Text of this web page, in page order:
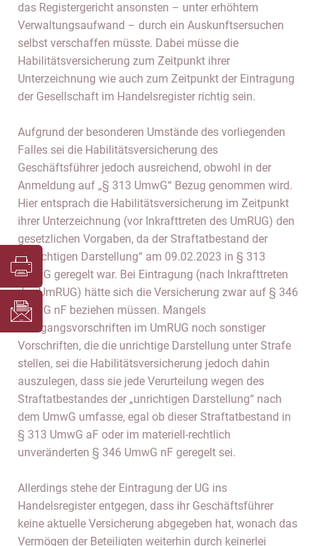
das Registergericht ansonsten – unter erhöhtem
Verwaltungsaufwand – durch ein Auskunftsersuchen
selbst verschaffen müsste. Dabei müsse die
Habilitätsversicherung zum Zeitpunkt ihrer
Unterzeichnung wie auch zum Zeitpunkt der Eintragung
der Gesellschaft im Handelsregister richtig sein.
Aufgrund der besonderen Umstände des vorliegenden
Falles sei die Habilitätsversicherung des
Geschäftsführer jedoch ausreichend, obwohl in der
Anmeldung auf „§ 313 UmwG“ Bezug genommen wird.
Hier entsprach die Habilitätsversicherung im Zeitpunkt
ihrer Unterzeichnung (vor Inkrafttreten des UmRUG) den
gesetzlichen Vorgaben, da der Straftatbestand der
„unrichtigen Darstellung“ am 09.02.2023 in § 313
UmwG geregelt war. Bei Eintragung (nach Inkrafttreten
des UmRUG) hätte sich die Versicherung zwar auf § 346
UmwG nF beziehen müssen. Mangels
Übergangsvorschriften im UmRUG noch sonstiger
Vorschriften, die die unrichtige Darstellung unter Strafe
stellen, sei die Habilitätsversicherung jedoch dahin
auszulegen, dass sie jede Verurteilung wegen des
Straftatbestandes der „unrichtigen Darstellung“ nach
dem UmwG umfasse, egal ob dieser Straftatbestand in
§ 313 UmwG aF oder im materiell-rechtlich
unveränderten § 346 UmwG nF geregelt sei.
Allerdings stehe der Eintragung der UG ins
Handelsregister entgegen, dass ihr Geschäftsführer
keine aktuelle Versicherung abgegeben hat, wonach das
Vermögen der Beteiligten weiterhin durch keinerlei